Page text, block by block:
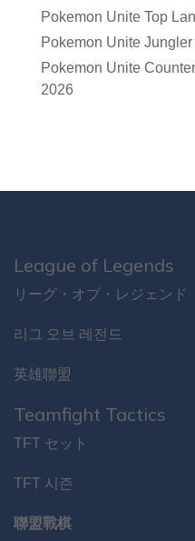
Pokemon Unite Top
Pokemon Unite
Pokemon Unite
2026
League of Legends
リーグ・オブ・レジェンド
리그 오브 레전드
英雄聯盟
Teamfight Tactics
TFT セット
TFT 시즌
聯盟戰棋